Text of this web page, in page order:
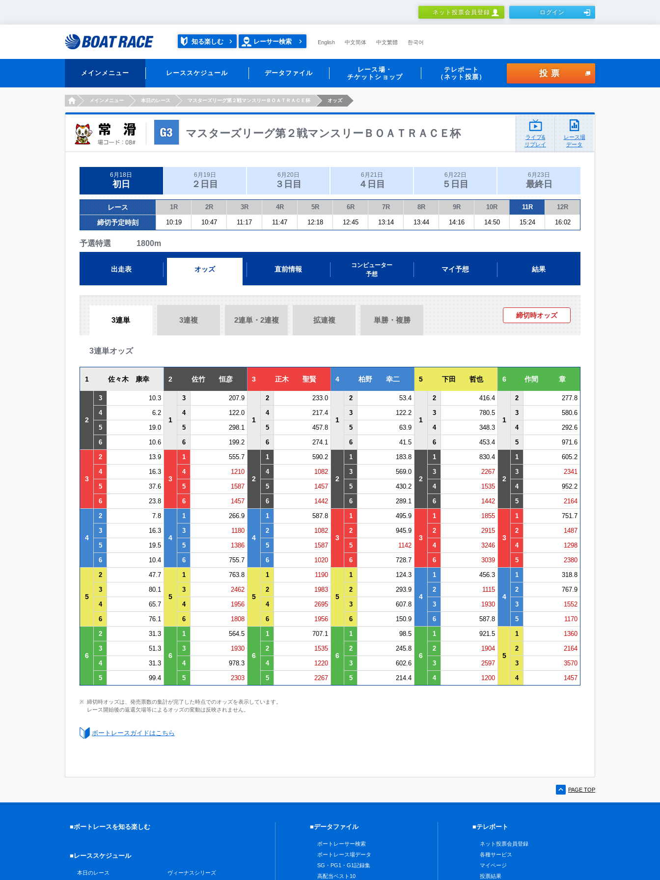
ネット投票会員登録 ログイン
知る楽しむ レーサー検索 English 中文简体 中文繁體 한국어
メインメニュー レーススケジュール データファイル
レース場・
チケットショップ
テレボート
（ネット投票）
投票
HOMEメインメニュー 本日のレース マスターズリーグ第２戦マンスリーＢＯＡＴＲＡＣＥ杯 オッズ
マスターズリーグ第２戦マンスリーＢＯＡＴＲＡＣＥ杯
ライブ&
リプレイ
レース場
データ
6月18日
初日
6月19日
２日目
6月20日
３日目
6月21日
４日目
6月22日
５日目
6月23日
最終日
レース 1R 2R 3R 4R 5R 6R 7R 8R 9R 10R 11R 12R
締切予定時刻 10:19 10:47 11:17 11:47 12:18 12:45 13:14 13:44 14:16 14:50 15:24 16:02
予選特選 1800m
出走表 オッズ 直前情報
コンピューター
予想
マイ予想 結果
3連単 3連複 2連単・2連複 拡連複 単勝・複勝
締切時オッズ
3連単オッズ
1 佐々木 康幸 2 佐竹 恒彦 3 正木 聖賢 4 柏野 幸二 5 下田 哲也 6 作間 章
2
3 10.3
1
3 207.9
1
2 233.0
1
2 53.4
1
2 416.4
1
2
277.8
4
6.2 4 122.0 4 217.4 3 122.2 3 780.5 3
580.6
5
19.0 5 298.1 5 457.8 5 63.9 4 348.3 4
292.6
6
10.6 6 199.2 6 274.1 6 41.5 6 453.4 5 971.6
3
2 13.9
3
1 555.7
2
1 590.2
2
1 183.8
2
1 830.4
2
1
605.2
4
16.3 4 1210 4 1082 3 569.0 3 2267 3
2341
5
37.6 5 1587 5 1457 5 430.2 4 1535 4
952.2
6
23.8 6 1457 6 1442 6 289.1 6 1442 5 2164
4
2 7.8
4
1 266.9
4
1 587.8
3
1 495.9
3
1 1855
3
1
751.7
3
16.3 3 1180 2 1082 2 945.9 2 2915 2
1487
5
19.5 5 1386 5 1587 5 1142 4 3246 4
1298
6
10.4 6 755.7 6 1020 6 728.7 6 3039 5 2380
5
2 47.7
5
1 763.8
5
1 1190
5
1 124.3
4
1 456.3
4
1
318.8
3
80.1 3 2462 2 1983 2 293.9 2 1115 2
767.9
4
65.7 4 1956 4 2695 3 607.8 3 1930 3
1552
6
76.1 6 1808 6 1956 6 150.9 6 587.8 5 1170
6
2 31.3
6
1 564.5
6
1 707.1
6
1 98.5
6
1 921.5
5
1
1360
3
51.3 3 1930 2 1535 2 245.8 2 1904 2
2164
4
31.3 4 978.3 4 1220 3 602.6 3 2597 3
3570
5
99.4 5 2303 5 2267 5 214.4 4 1200 4 1457
締切時オッズは、発売票数の集計が完了した時点でのオッズを表示しています。
レース開始後の返還欠場等によるオッズの変動は反映されません。
ボートレースガイドはこちら
PAGE TOP
■ボートレースを知る楽しむ
■レーススケジュール
本日のレース ヴィーナスシリーズ
■データファイル
ボートレーサー検索
ボートレース場データ
SG・PG1・G1記録集
高配当ベスト10
■テレボート
ネット投票会員登録
各種サービス
マイページ
投票結果